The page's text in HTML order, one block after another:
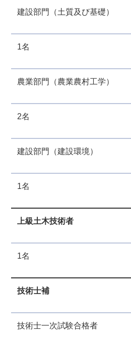
建設部門（土質及び基礎）
1名
農業部門（農業農村工学）
2名
建設部門（建設環境）
1名
上級土木技術者
1名
技術士補
技術士一次試験合格者